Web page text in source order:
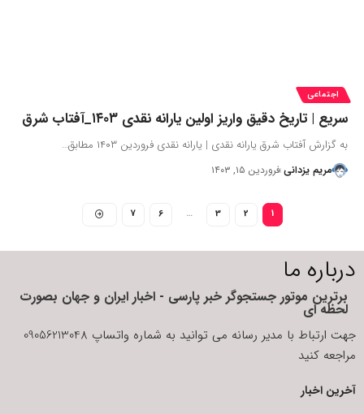
اجتماعی
سریع | تاریخ دقیق واریز اولین یارانه نقدی ۱۴۰۳_آفتاب شرق
به گزارش آفتاب شرق یارانه نقدی | یارانه نقدی فروردین ۱۴۰۳ مطابق…
مریم یزدانی فروردین ۱۵, ۱۴۰۳
1
2
3
…
6
7
درباره ما
برترین موتور جستجوگر خبر پارسی - اخبار ایران و جهان بصورت
لحظه ای
جهت ارتباط با مدیر رسانه می توانید به شماره واتساپ 09056213048
مراجعه کنید
آخرین اخبار